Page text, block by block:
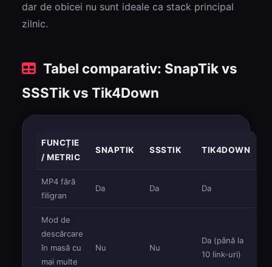
dar de obicei nu sunt ideale ca stack principal
zilnic.
Tabel comparativ: SnapTik vs
SSSTik vs Tik4Down
FUNCȚIE
/ METRIC
SNAPTIK SSSTIK TIK4DOWN
MP4 fără
filigran
Da Da Da
Mod de
descărcare
în masă cu
mai multe
Nu Nu
Da (până la
10 link-uri)